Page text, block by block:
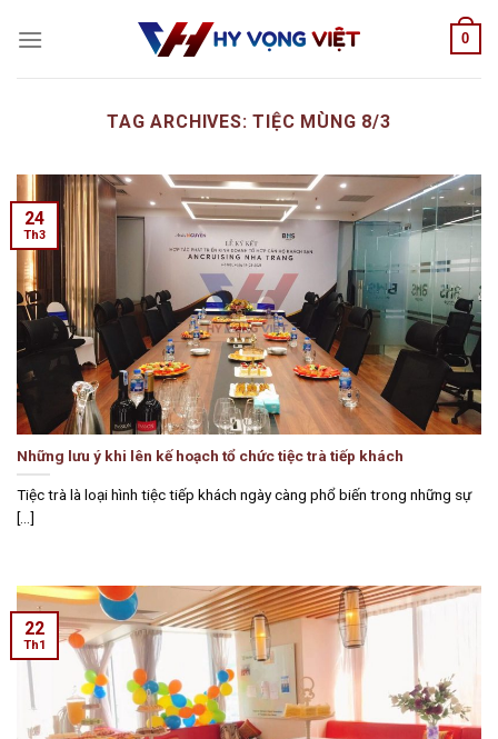
0
TAG ARCHIVES:TIỆC MÙNG 8/3
Những lưu ý khi lên kế hoạch tổ chức tiệc trà tiếp khách
Tiệc trà là loại hình tiệc tiếp khách ngày càng phổ biến trong những sự
[...]
24
Th3
22
Th1